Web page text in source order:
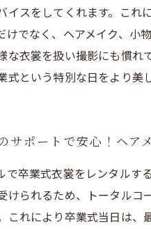
イスをしてくれます。こ
けでなく、ヘアメイク、小
な衣裳を扱い撮影にも慣
式という特別な日をより美
サポートで安心！ヘア
で卒業式衣裳をレンタルす
けられるため、トータル
これにより卒業式当日は